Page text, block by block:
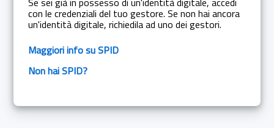
con le credenziali del tuo gestore. Se non hai ancora
un'identità digitale, richiedila ad uno dei gestori.
Maggiori info su SPID
Non hai SPID?